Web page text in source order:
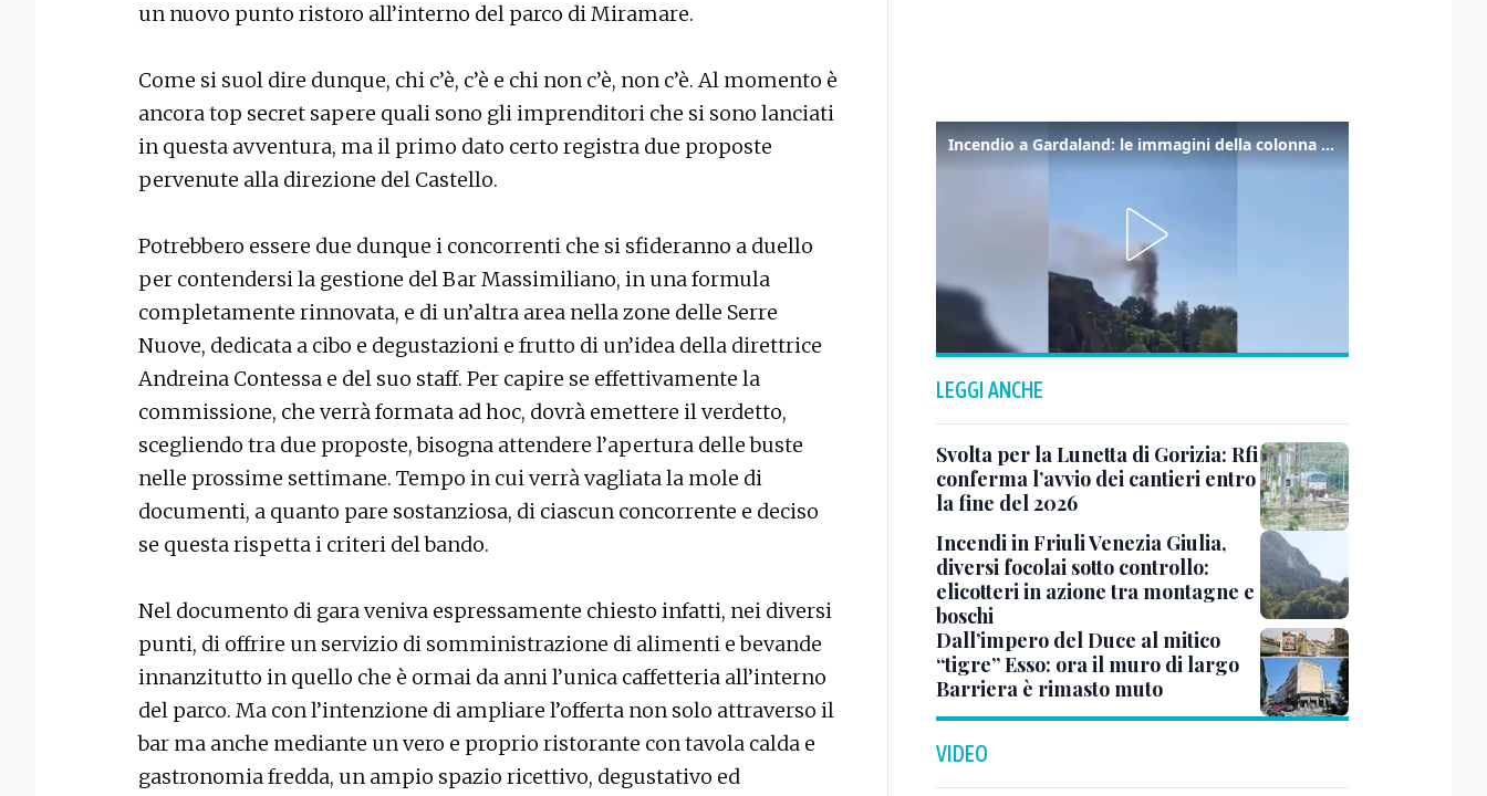
un nuovo punto ristoro all’interno del parco di Miramare.
Come si suol dire dunque, chi c’è, c’è e chi non c’è, non c’è. Al momento è
ancora top secret sapere quali sono gli imprenditori che si sono lanciati
in questa avventura, ma il primo dato certo registra due proposte
pervenute alla direzione del Castello.
Potrebbero essere due dunque i concorrenti che si sfideranno a duello
per contendersi la gestione del Bar Massimiliano, in una formula
completamente rinnovata, e di un’altra area nella zone delle Serre
Nuove, dedicata a cibo e degustazioni e frutto di un’idea della direttrice
Andreina Contessa e del suo staff. Per capire se effettivamente la
commissione, che verrà formata ad hoc, dovrà emettere il verdetto,
scegliendo tra due proposte, bisogna attendere l’apertura delle buste
nelle prossime settimane. Tempo in cui verrà vagliata la mole di
documenti, a quanto pare sostanziosa, di ciascun concorrente e deciso
se questa rispetta i criteri del bando.
Nel documento di gara veniva espressamente chiesto infatti, nei diversi
punti, di offrire un servizio di somministrazione di alimenti e bevande
innanzitutto in quello che è ormai da anni l’unica caffetteria all’interno
del parco. Ma con l’intenzione di ampliare l’offerta non solo attraverso il
bar ma anche mediante un vero e proprio ristorante con tavola calda e
gastronomia fredda, un ampio spazio ricettivo, degustativo ed
Incendio a Gardaland: le immagini della colonna di fumo
LEGGI ANCHE
Svolta per la Lunetta di Gorizia: Rfi
conferma l’avvio dei cantieri entro
la fine del 2026
Incendi in Friuli Venezia Giulia,
diversi focolai sotto controllo:
elicotteri in azione tra montagne e
boschi
Dall’impero del Duce al mitico
“tigre” Esso: ora il muro di largo
Barriera è rimasto muto
VIDEO